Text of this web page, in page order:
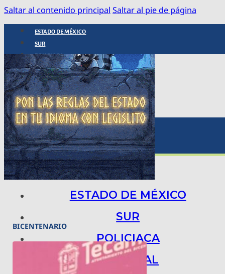
Saltar al contenido principal Saltar al pie de página
ESTADO DE MÉXICO
SUR
POLICIACA
NACIONAL
INTERNACIONAL
ARTE, CIENCIA Y TECNOLOGÍA
COLUMNAS
BAJO LA LUPA
RASTROS Y ROSTROS
VÍNCULOS ANIMALES
ESTADO DE MÉXICO
SUR
POLICIACA
NACIONAL
BICENTENARIO